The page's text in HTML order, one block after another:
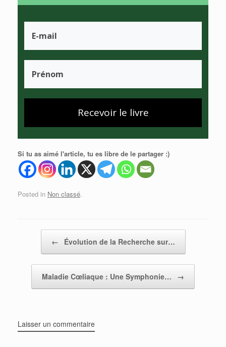
Recevoir le livre
Si tu as aimé l'article, tu es libre de le partager :)
Posted in Non classé.
← Évolution de la Recherche sur…
Maladie Cœliaque : Une Symphonie… →
Laisser un commentaire